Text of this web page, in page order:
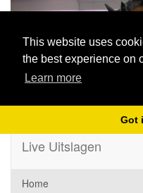
This website uses
the best experience on
Learn more
Got
Previous
Live Uitslagen
Home